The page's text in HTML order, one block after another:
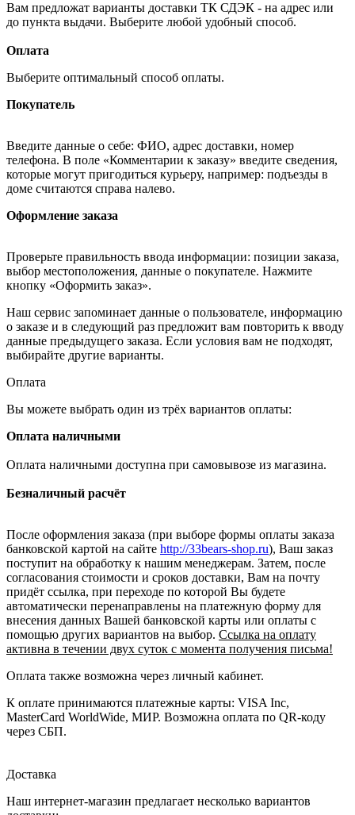
Вам предложат варианты доставки ТК СДЭК - на адрес или
до пункта выдачи. Выберите любой удобный способ.
Оплата
Выберите оптимальный способ оплаты.
Покупатель
Введите данные о себе: ФИО, адрес доставки, номер
телефона. В поле «Комментарии к заказу» введите сведения,
которые могут пригодиться курьеру, например: подъезды в
доме считаются справа налево.
Оформление заказа
Проверьте правильность ввода информации: позиции заказа,
выбор местоположения, данные о покупателе. Нажмите
кнопку «Оформить заказ».
Наш сервис запоминает данные о пользователе, информацию
о заказе и в следующий раз предложит вам повторить к вводу
данные предыдущего заказа. Если условия вам не подходят,
выбирайте другие варианты.
Оплата
Вы можете выбрать один из трёх вариантов оплаты:
Оплата наличными
Оплата наличными доступна при самовывозе из магазина.
Безналичный расчёт
После оформления заказа (при выборе формы оплаты заказа
банковской картой на сайте http://33bears-shop.ru), Ваш заказ
поступит на обработку к нашим менеджерам. Затем, после
согласования стоимости и сроков доставки, Вам на почту
придёт ссылка, при переходе по которой Вы будете
автоматически перенаправлены на платежную форму для
внесения данных Вашей банковской карты или оплаты с
помощью других вариантов на выбор. Ссылка на оплату
активна в течении двух суток с момента получения письма!
Оплата также возможна через личный кабинет.
К оплате принимаются платежные карты: VISA Inc,
MasterCard WorldWide, МИР. Возможна оплата по QR-коду
через СБП.
Доставка
Наш интернет-магазин предлагает несколько вариантов